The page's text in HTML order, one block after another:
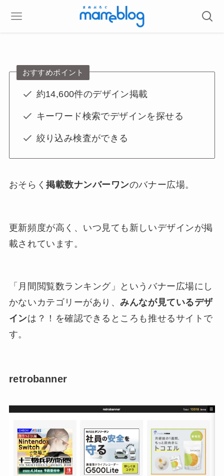
バナー広場
おすすめポイント
約14,600件のデザイン掲載
キーワード検索でデザインを探せる
絞り込み検査ができる
おそらく掲載数ナンバーワンのバナー広場。
更新頻度が高く、いつ見ても新しいデザインが掲
載されています。
「月間閲覧数ランキング」というバナー広場にし
かないカテゴリーがあり、みんなが見ているデザ
インは？！を確認できるところも推せるサイトで
す。
retrobanner